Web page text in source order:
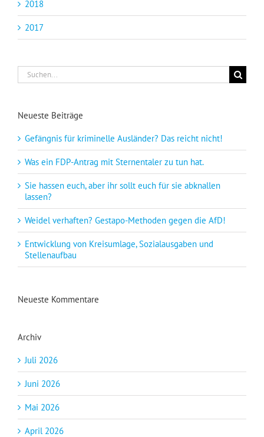
2018
2017
Suche
nach:
Neueste Beiträge
Gefängnis für kriminelle Ausländer? Das reicht nicht!
Was ein FDP-Antrag mit Sternentaler zu tun hat.
Sie hassen euch, aber ihr sollt euch für sie abknallen
lassen?
Weidel verhaften? Gestapo-Methoden gegen die AfD!
Entwicklung von Kreisumlage, Sozialausgaben und
Stellenaufbau
Neueste Kommentare
Archiv
Juli 2026
Juni 2026
Mai 2026
April 2026